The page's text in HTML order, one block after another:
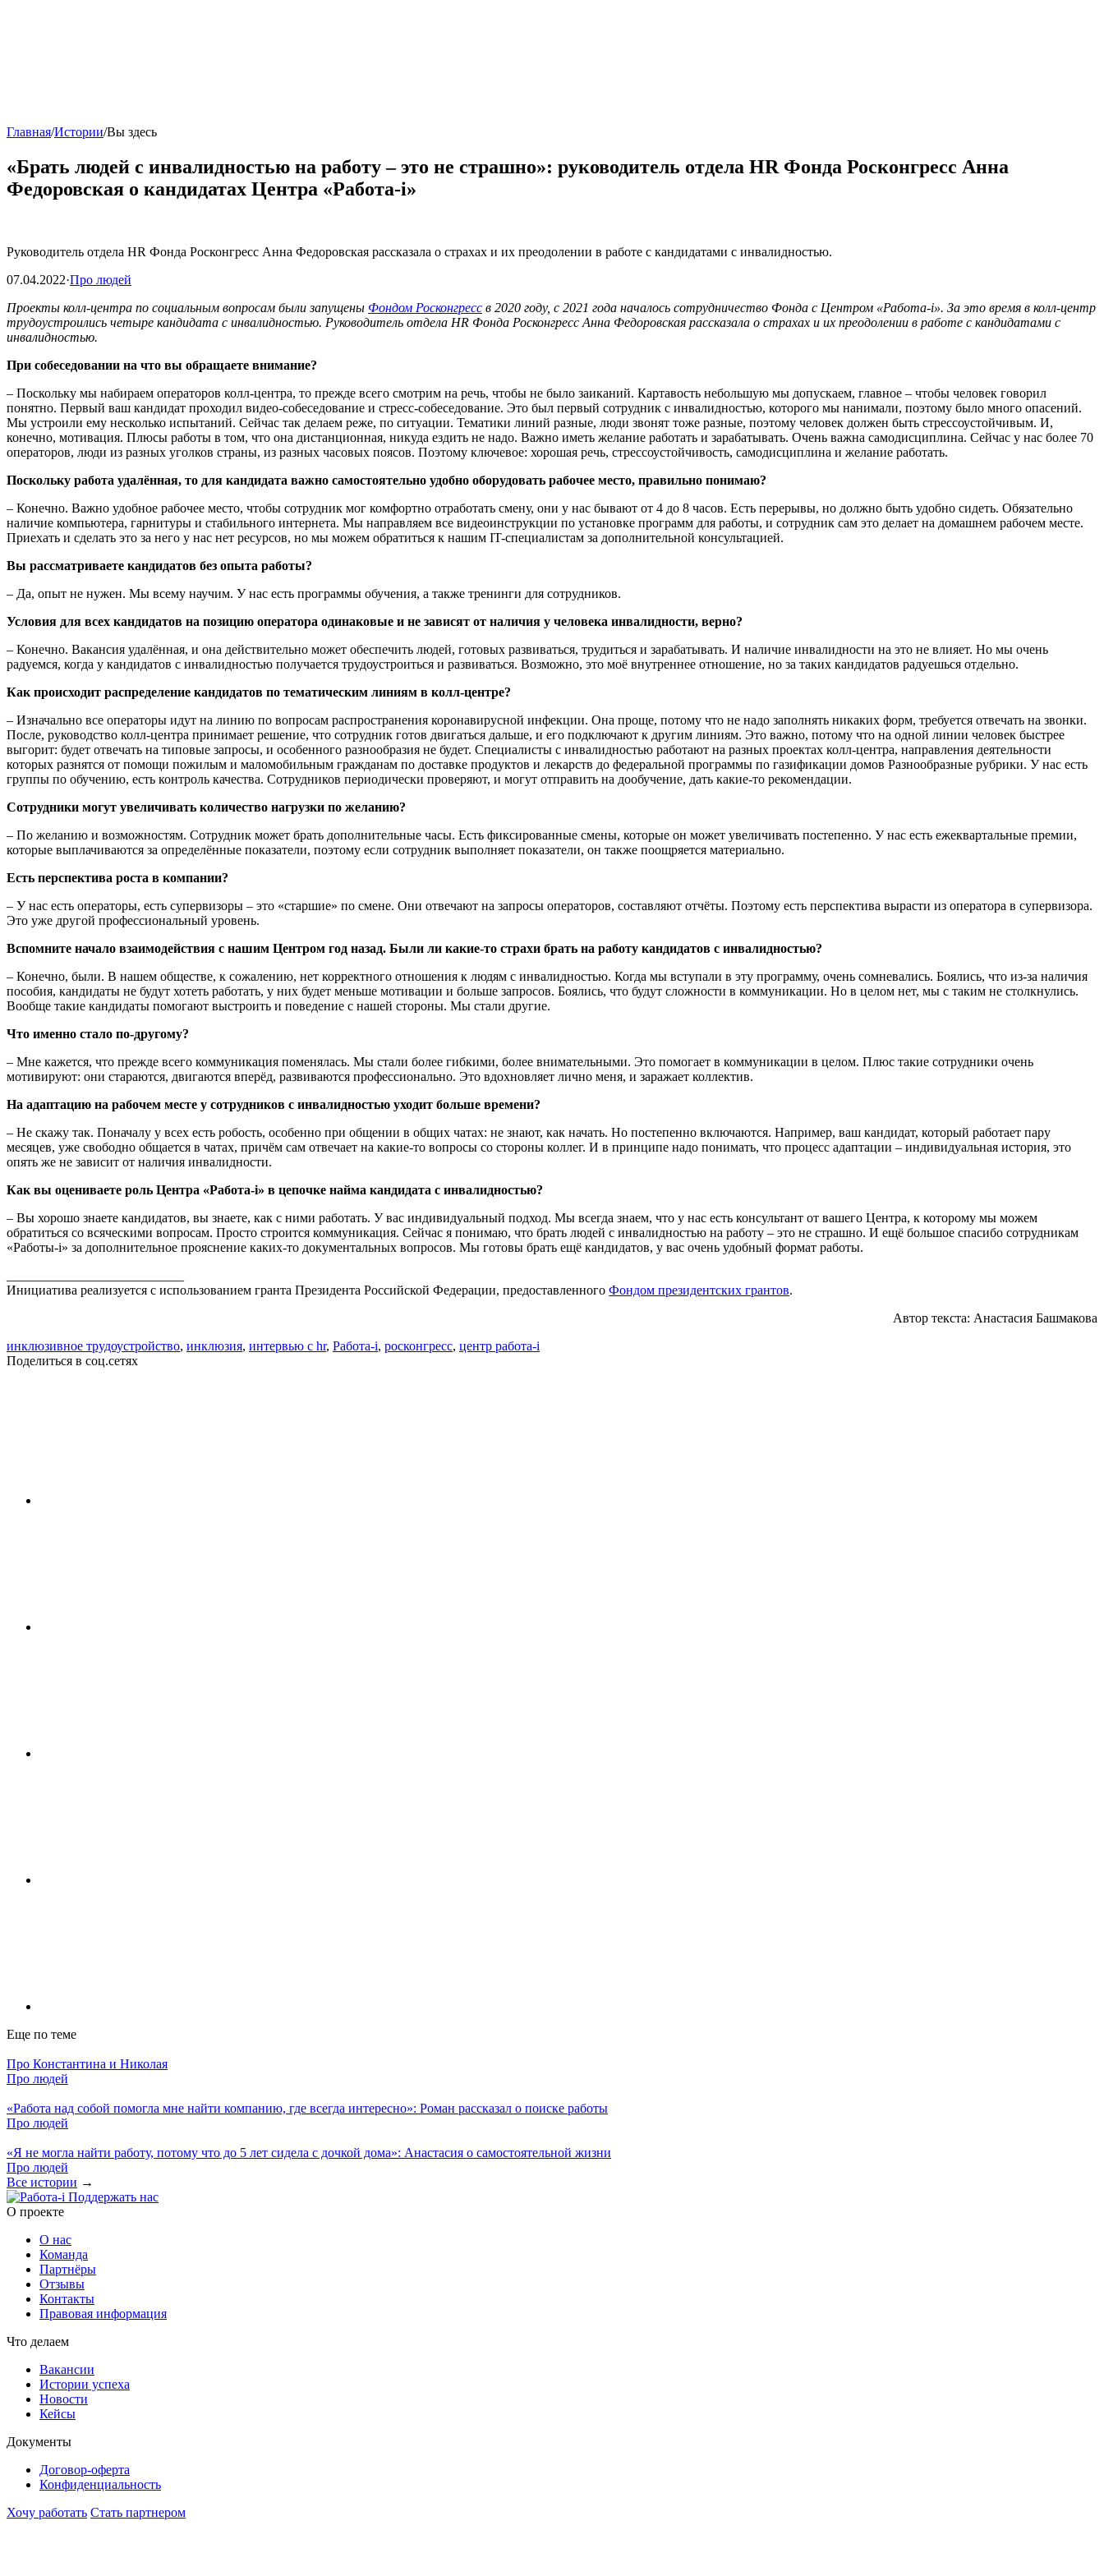
Главная/Истории/Вы здесь
«Брать людей с инвалидностью на работу – это не страшно»: руководитель отдела HR Фонда Росконгресс Анна
Федоровская о кандидатах Центра «Работа-i»
Руководитель отдела HR Фонда Росконгресс Анна Федоровская рассказала о страхах и их преодолении в работе с кандидатами с инвалидностью.
07.04.2022·Про людей
Проекты колл-центра по социальным вопросам были запущены Фондом Росконгресс в 2020 году, с 2021 года началось сотрудничество Фонда с Центром «Работа-i». За это время в колл-центр
трудоустроились четыре кандидата с инвалидностью. Руководитель отдела HR Фонда Росконгресс Анна Федоровская рассказала о страхах и их преодолении в работе с кандидатами с
инвалидностью.
При собеседовании на что вы обращаете внимание?
– Поскольку мы набираем операторов колл-центра, то прежде всего смотрим на речь, чтобы не было заиканий. Картавость небольшую мы допускаем, главное – чтобы человек говорил
понятно. Первый ваш кандидат проходил видео-собеседование и стресс-собеседование. Это был первый сотрудник с инвалидностью, которого мы нанимали, поэтому было много опасений.
Мы устроили ему несколько испытаний. Сейчас так делаем реже, по ситуации. Тематики линий разные, люди звонят тоже разные, поэтому человек должен быть стрессоустойчивым. И,
конечно, мотивация. Плюсы работы в том, что она дистанционная, никуда ездить не надо. Важно иметь желание работать и зарабатывать. Очень важна самодисциплина. Сейчас у нас более 70
операторов, люди из разных уголков страны, из разных часовых поясов. Поэтому ключевое: хорошая речь, стрессоустойчивость, самодисциплина и желание работать.
Поскольку работа удалённая, то для кандидата важно самостоятельно удобно оборудовать рабочее место, правильно понимаю?
– Конечно. Важно удобное рабочее место, чтобы сотрудник мог комфортно отработать смену, они у нас бывают от 4 до 8 часов. Есть перерывы, но должно быть удобно сидеть. Обязательно
наличие компьютера, гарнитуры и стабильного интернета. Мы направляем все видеоинструкции по установке программ для работы, и сотрудник сам это делает на домашнем рабочем месте.
Приехать и сделать это за него у нас нет ресурсов, но мы можем обратиться к нашим IT-специалистам за дополнительной консультацией.
Вы рассматриваете кандидатов без опыта работы?
– Да, опыт не нужен. Мы всему научим. У нас есть программы обучения, а также тренинги для сотрудников.
Условия для всех кандидатов на позицию оператора одинаковые и не зависят от наличия у человека инвалидности, верно?
– Конечно. Вакансия удалённая, и она действительно может обеспечить людей, готовых развиваться, трудиться и зарабатывать. И наличие инвалидности на это не влияет. Но мы очень
радуемся, когда у кандидатов с инвалидностью получается трудоустроиться и развиваться. Возможно, это моё внутреннее отношение, но за таких кандидатов радуешься отдельно.
Как происходит распределение кандидатов по тематическим линиям в колл-центре?
– Изначально все операторы идут на линию по вопросам распространения коронавирусной инфекции. Она проще, потому что не надо заполнять никаких форм, требуется отвечать на звонки.
После, руководство колл-центра принимает решение, что сотрудник готов двигаться дальше, и его подключают к другим линиям. Это важно, потому что на одной линии человек быстрее
выгорит: будет отвечать на типовые запросы, и особенного разнообразия не будет. Специалисты с инвалидностью работают на разных проектах колл-центра, направления деятельности
которых разнятся от помощи пожилым и маломобильным гражданам по доставке продуктов и лекарств до федеральной программы по газификации домов Разнообразные рубрики. У нас есть
группы по обучению, есть контроль качества. Сотрудников периодически проверяют, и могут отправить на дообучение, дать какие-то рекомендации.
Сотрудники могут увеличивать количество нагрузки по желанию?
– По желанию и возможностям. Сотрудник может брать дополнительные часы. Есть фиксированные смены, которые он может увеличивать постепенно. У нас есть ежеквартальные премии,
которые выплачиваются за определённые показатели, поэтому если сотрудник выполняет показатели, он также поощряется материально.
Есть перспектива роста в компании?
– У нас есть операторы, есть супервизоры – это «старшие» по смене. Они отвечают на запросы операторов, составляют отчёты. Поэтому есть перспектива вырасти из оператора в супервизора.
Это уже другой профессиональный уровень.
Вспомните начало взаимодействия с нашим Центром год назад. Были ли какие-то страхи брать на работу кандидатов с инвалидностью?
– Конечно, были. В нашем обществе, к сожалению, нет корректного отношения к людям с инвалидностью. Когда мы вступали в эту программу, очень сомневались. Боялись, что из-за наличия
пособия, кандидаты не будут хотеть работать, у них будет меньше мотивации и больше запросов. Боялись, что будут сложности в коммуникации. Но в целом нет, мы с таким не столкнулись.
Вообще такие кандидаты помогают выстроить и поведение с нашей стороны. Мы стали другие.
Что именно стало по-другому?
– Мне кажется, что прежде всего коммуникация поменялась. Мы стали более гибкими, более внимательными. Это помогает в коммуникации в целом. Плюс такие сотрудники очень
мотивируют: они стараются, двигаются вперёд, развиваются профессионально. Это вдохновляет лично меня, и заражает коллектив.
На адаптацию на рабочем месте у сотрудников с инвалидностью уходит больше времени?
– Не скажу так. Поначалу у всех есть робость, особенно при общении в общих чатах: не знают, как начать. Но постепенно включаются. Например, ваш кандидат, который работает пару
месяцев, уже свободно общается в чатах, причём сам отвечает на какие-то вопросы со стороны коллег. И в принципе надо понимать, что процесс адаптации – индивидуальная история, это
опять же не зависит от наличия инвалидности.
Как вы оцениваете роль Центра «Работа-i» в цепочке найма кандидата с инвалидностью?
– Вы хорошо знаете кандидатов, вы знаете, как с ними работать. У вас индивидуальный подход. Мы всегда знаем, что у нас есть консультант от вашего Центра, к которому мы можем
обратиться со всяческими вопросам. Просто строится коммуникация. Сейчас я понимаю, что брать людей с инвалидностью на работу – это не страшно. И ещё большое спасибо сотрудникам
«Работы-i» за дополнительное прояснение каких-то документальных вопросов. Мы готовы брать ещё кандидатов, у вас очень удобный формат работы.
Инициатива реализуется с использованием гранта Президента Российской Федерации, предоставленного Фондом президентских грантов.
Автор текста: Анастасия Башмакова
инклюзивное трудоустройство, инклюзия, интервью с hr, Работа-i, росконгресс, центр работа-i
Поделиться в соц.сетях
Еще по теме
Про Константина и Николая
Про людей
«Работа над собой помогла мне найти компанию, где всегда интересно»: Роман рассказал о поиске работы
Про людей
«Я не могла найти работу, потому что до 5 лет сидела с дочкой дома»: Анастасия о самостоятельной жизни
Про людей
Все истории →
Поддержать нас
O проекте
О нас
Команда
Партнёры
Отзывы
Контакты
Правовая информация
Что делаем
Вакансии
Истории успеха
Новости
Кейсы
Документы
Договор-оферта
Конфиденциальность
Хочу работать Стать партнером